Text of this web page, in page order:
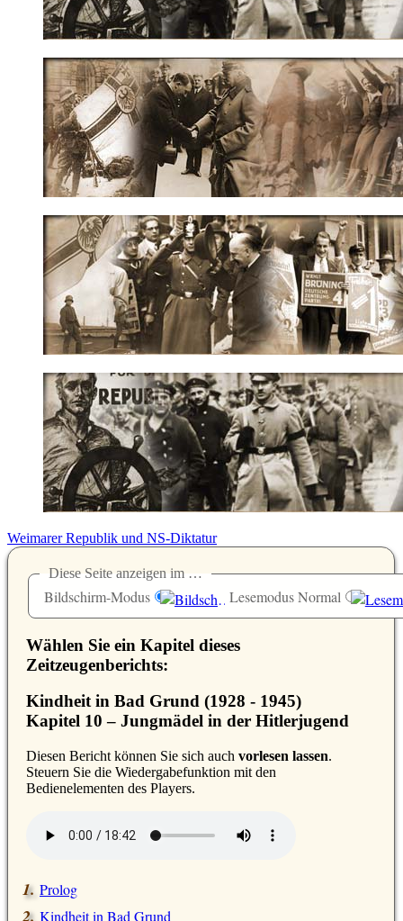
Weimarer Republik und NS-Diktatur
Diese Seite anzeigen im …
Bildschirm-Modus Lesemodus Normal
Wählen Sie ein Kapitel dieses
Zeitzeugenberichts:
Kindheit in Bad Grund (1928 - 1945)
Kapitel 10 – Jungmädel in der Hitlerjugend
Diesen Bericht können Sie sich auch vorlesen lassen.
Steuern Sie die Wiedergabefunktion mit den
Bedienelementen des Players.
Prolog
Kindheit in Bad Grund